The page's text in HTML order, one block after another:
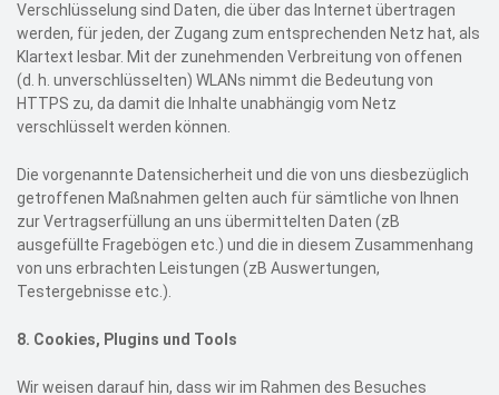
Verschlüsselung sind Daten, die über das Internet übertragen
werden, für jeden, der Zugang zum entsprechenden Netz hat, als
Klartext lesbar. Mit der zunehmenden Verbreitung von offenen
(d. h. unverschlüsselten) WLANs nimmt die Bedeutung von
HTTPS zu, da damit die Inhalte unabhängig vom Netz
verschlüsselt werden können.
Die vorgenannte Datensicherheit und die von uns diesbezüglich
getroffenen Maßnahmen gelten auch für sämtliche von Ihnen
zur Vertragserfüllung an uns übermittelten Daten (zB
ausgefüllte Fragebögen etc.) und die in diesem Zusammenhang
von uns erbrachten Leistungen (zB Auswertungen,
Testergebnisse etc.).
8. Cookies, Plugins und Tools
Wir weisen darauf hin, dass wir im Rahmen des Besuches